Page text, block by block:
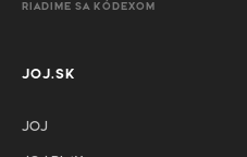
RIADIME SA KÓDEXOM
JOJ.SK
JOJ